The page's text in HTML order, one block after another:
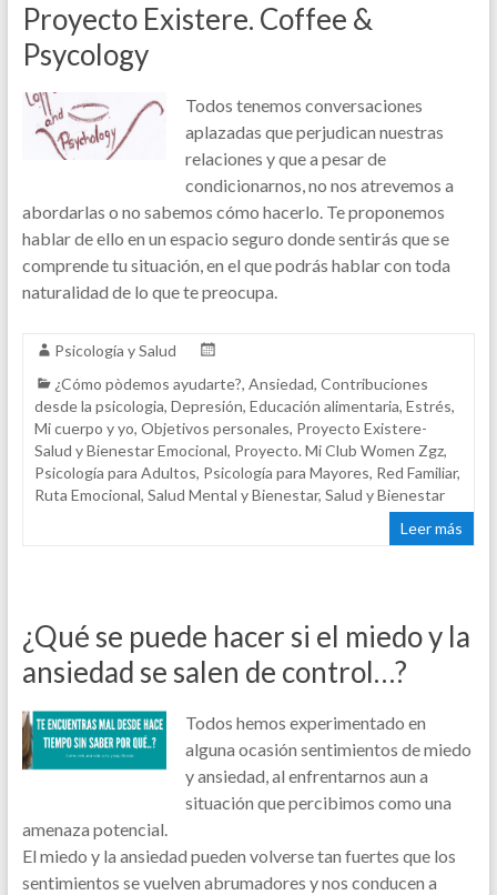
Proyecto Existere. Coffee &
Psycology
Todos tenemos conversaciones
aplazadas que perjudican nuestras
relaciones y que a pesar de
condicionarnos, no nos atrevemos a
abordarlas o no sabemos cómo hacerlo. Te proponemos
hablar de ello en un espacio seguro donde sentirás que se
comprende tu situación, en el que podrás hablar con toda
naturalidad de lo que te preocupa.
Psicología y Salud
¿Cómo pòdemos ayudarte?, Ansiedad, Contribuciones
desde la psicologia, Depresión, Educación alimentaria, Estrés,
Mi cuerpo y yo, Objetivos personales, Proyecto Existere-
Salud y Bienestar Emocional, Proyecto. Mi Club Women Zgz,
Psicología para Adultos, Psicología para Mayores, Red Familiar,
Ruta Emocional, Salud Mental y Bienestar, Salud y Bienestar
Leer más
¿Qué se puede hacer si el miedo y la
ansiedad se salen de control…?
Todos hemos experimentado en
alguna ocasión sentimientos de miedo
y ansiedad, al enfrentarnos aun a
situación que percibimos como una
amenaza potencial.
El miedo y la ansiedad pueden volverse tan fuertes que los
sentimientos se vuelven abrumadores y nos conducen a